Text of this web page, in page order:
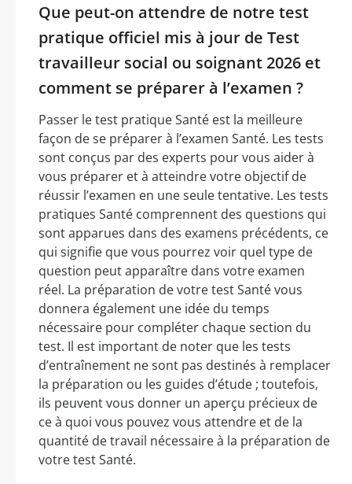
Que peut-on attendre de notre test
pratique officiel mis à jour de Test
travailleur social ou soignant 2026 et
comment se préparer à l’examen ?
Passer le test pratique Santé est la meilleure
façon de se préparer à l’examen Santé. Les tests
sont conçus par des experts pour vous aider à
vous préparer et à atteindre votre objectif de
réussir l’examen en une seule tentative. Les tests
pratiques Santé comprennent des questions qui
sont apparues dans des examens précédents, ce
qui signifie que vous pourrez voir quel type de
question peut apparaître dans votre examen
réel. La préparation de votre test Santé vous
donnera également une idée du temps
nécessaire pour compléter chaque section du
test. Il est important de noter que les tests
d’entraînement ne sont pas destinés à remplacer
la préparation ou les guides d’étude ; toutefois,
ils peuvent vous donner un aperçu précieux de
ce à quoi vous pouvez vous attendre et de la
quantité de travail nécessaire à la préparation de
votre test Santé.